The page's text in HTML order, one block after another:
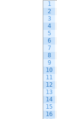
1
2
3
4
5
6
7
8
9
10
11
12
13
14
15
16